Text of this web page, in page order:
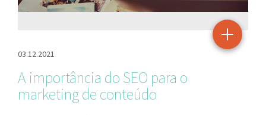
03.12.2021
A importância do SEO para o
marketing de conteúdo